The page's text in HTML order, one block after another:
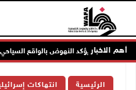
أهم الاخبار
بيت لحم ويؤكد النهوض بالواقع السياحي
الرئيسية انتهاكات